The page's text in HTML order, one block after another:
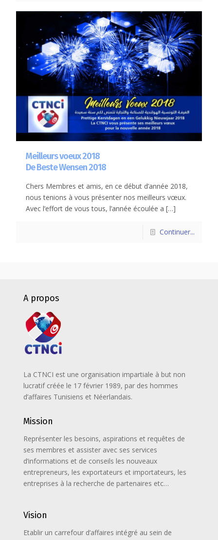
Meilleurs voeux 2018
De Beste Wensen 2018
Chers Membres et amis, en ce début d’année 2018,
nous tenions à vous présenter nos meilleurs vœux.
Avec l’effort de vous tous, l’année écoulée a […]
Continuer...
A propos
La CTNCI est une organisation impartiale à but non
lucratif créée le 17 février 1989, par des hommes
d’affaires Tunisiens et Néerlandais.
Mission
Représenter les besoins, aspirations et requêtes de
ses membres et assister avec ses services
d’informations et de conseils les nouveaux
entrepreneurs, les exportateurs et importateurs, les
entreprises à la recherche de partenaires etc…
Vision
Etablir un carrefour d’affaires intégré au sein de